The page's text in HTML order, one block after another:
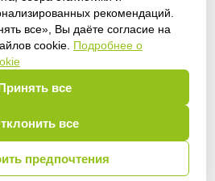
рекомендаций.
все», Вы даёте согласие на
cookie. Подробнее о
все
все
предпочтения
доступ